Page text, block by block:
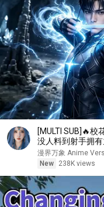
[MULTI SUB]🔥校
没人料到射手拥
接刷新校史纪录强
漫界万象 Anime
New
238K views